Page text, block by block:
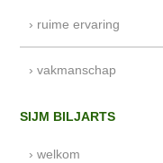
› ruime ervaring
› vakmanschap
SIJM BILJARTS
› welkom